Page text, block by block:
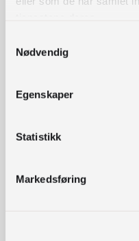
Nødvendig
Egenskaper
Statistikk
Markedsføring